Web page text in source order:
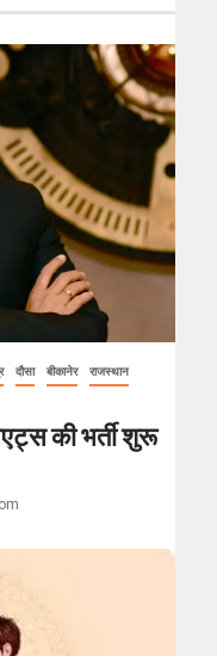
दौसा बीकानेर
राजस्थान
की भर्ती शुरू